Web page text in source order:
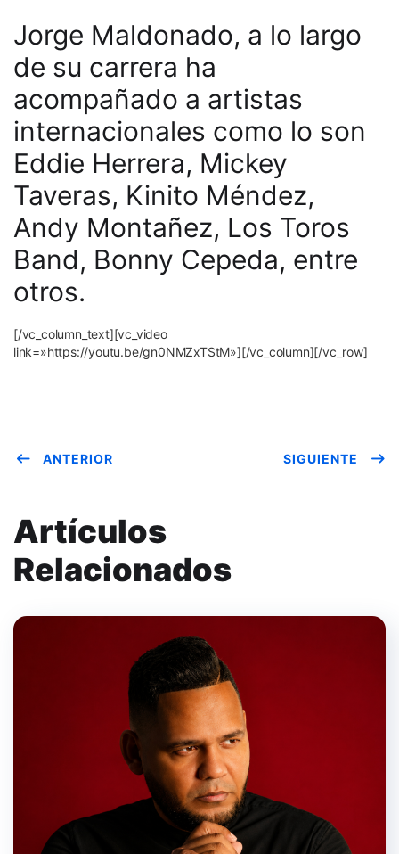
Jorge Maldonado, a lo largo
de su carrera ha
acompañado a artistas
internacionales como lo son
Eddie Herrera, Mickey
Taveras, Kinito Méndez,
Andy Montañez, Los Toros
Band, Bonny Cepeda, entre
otros.
[/vc_column_text][vc_video
link=»https://youtu.be/gn0NMZxTStM»][/vc_column][/vc_row]
ANTERIOR SIGUIENTE
Artículos
Relacionados